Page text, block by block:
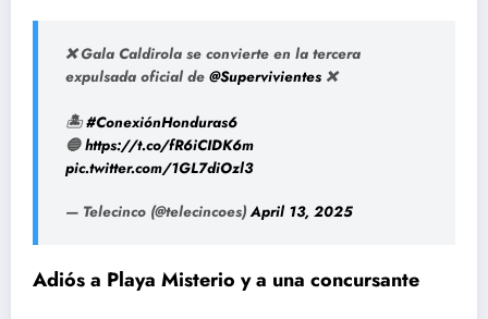
❌ Gala Caldirola se convierte en la tercera
expulsada oficial de @Supervivientes ❌
🏝#ConexiónHonduras6
🔵https://t.co/fR6iCIDK6m
pic.twitter.com/1GL7diOzl3
— Telecinco (@telecincoes)April 13, 2025
Adiós a Playa Misterio y a una concursante